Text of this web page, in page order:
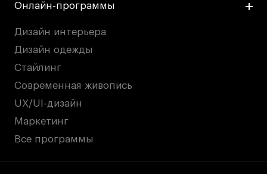
Онлайн-программы
Дизайн интерьера
Дизайн одежды
Стайлинг
Современная живопись
UX/UI-дизайн
Маркетинг
Все программы